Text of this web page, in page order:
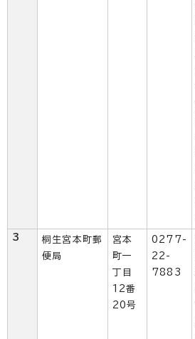
3
桐生宮本町郵
便局
宮本
町一
丁目
12番
20号
0277-
22-
7883